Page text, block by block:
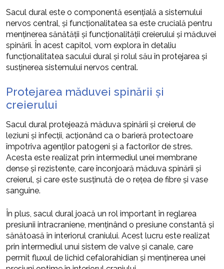
Sacul dural este o componentă esențială a sistemului
nervos central, și funcționalitatea sa este crucială pentru
menținerea sănătății și funcționalității creierului și măduvei
spinării. În acest capitol, vom explora în detaliu
funcționalitatea sacului dural și rolul său în protejarea și
susținerea sistemului nervos central.
Protejarea măduvei spinării și
creierului
Sacul dural protejează măduva spinării și creierul de
leziuni și infecții, acționând ca o barieră protectoare
împotriva agenților patogeni și a factorilor de stres.
Acesta este realizat prin intermediul unei membrane
dense și rezistente, care înconjoară măduva spinării și
creierul, și care este susținută de o rețea de fibre și vase
sanguine.
În plus, sacul dural joacă un rol important în reglarea
presiunii intracraniene, menținând o presiune constantă și
sănătoasă în interiorul craniului. Acest lucru este realizat
prin intermediul unui sistem de valve și canale, care
permit fluxul de lichid cefalorahidian și menținerea unei